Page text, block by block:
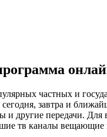
частных и
завтра и
другие передачи. Для
тв каналы вещающие